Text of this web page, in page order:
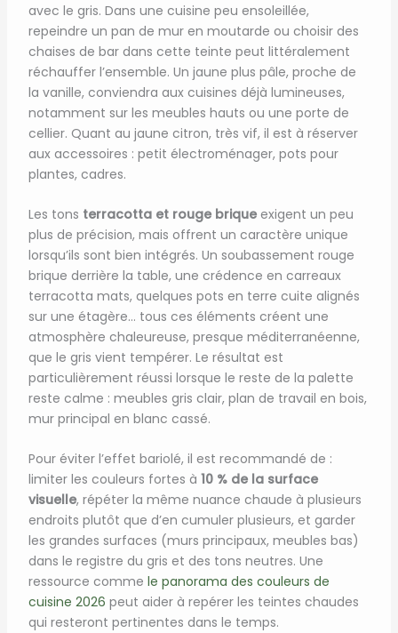
avec le gris. Dans une cuisine peu ensoleillée,
repeindre un pan de mur en moutarde ou choisir des
chaises de bar dans cette teinte peut littéralement
réchauffer l’ensemble. Un jaune plus pâle, proche de
la vanille, conviendra aux cuisines déjà lumineuses,
notamment sur les meubles hauts ou une porte de
cellier. Quant au jaune citron, très vif, il est à réserver
aux accessoires : petit électroménager, pots pour
plantes, cadres.
Les tons terracotta et rouge briqueexigent un peu
plus de précision, mais offrent un caractère unique
lorsqu’ils sont bien intégrés. Un soubassement rouge
brique derrière la table, une crédence en carreaux
terracotta mats, quelques pots en terre cuite alignés
sur une étagère… tous ces éléments créent une
atmosphère chaleureuse, presque méditerranéenne,
que le gris vient tempérer. Le résultat est
particulièrement réussi lorsque le reste de la palette
reste calme : meubles gris clair, plan de travail en bois,
mur principal en blanc cassé.
Pour éviter l’effet bariolé, il est recommandé de :
limiter les couleurs fortes à 10 % de la surface
visuelle, répéter la même nuance chaude à plusieurs
endroits plutôt que d’en cumuler plusieurs, et garder
les grandes surfaces (murs principaux, meubles bas)
dans le registre du gris et des tons neutres. Une
ressource comme le panorama des couleurs de
cuisine 2026 peut aider à repérer les teintes chaudes
qui resteront pertinentes dans le temps.